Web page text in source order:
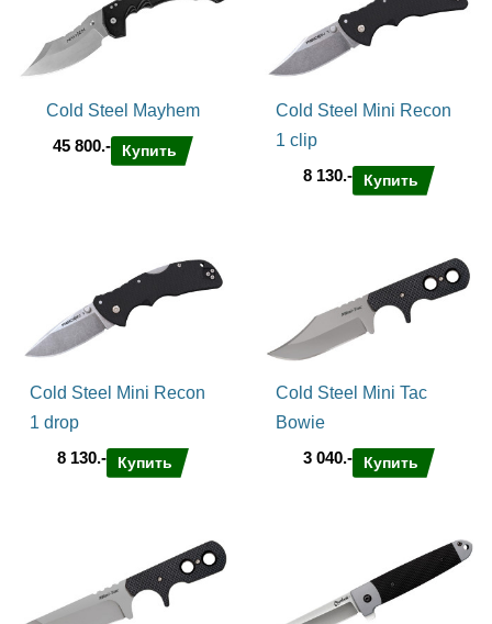
Cold Steel Mayhem
45 800.-
Купить
Cold Steel Mini Recon
1 clip
8 130.-
Купить
Cold Steel Mini Recon
1 drop
8 130.-
Купить
Cold Steel Mini Tac
Bowie
3 040.-
Купить